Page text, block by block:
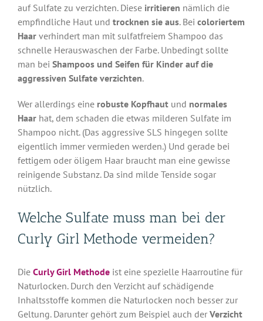
auf Sulfate zu verzichten. Diese irritieren nämlich die
empfindliche Haut und trocknen sie aus. Bei coloriertem
Haarverhindert man mit sulfatfreiem Shampoo das
schnelle Herauswaschen der Farbe. Unbedingt sollte
man bei Shampoos und Seifen für Kinder auf die
aggressiven Sulfate verzichten.
Wer allerdings eine robuste Kopfhautund normales
Haarhat, dem schaden die etwas milderen Sulfate im
Shampoo nicht. (Das aggressive SLS hingegen sollte
eigentlich immer vermieden werden.) Und gerade bei
fettigem oder öligem Haar braucht man eine gewisse
reinigende Substanz. Da sind milde Tenside sogar
nützlich.
Welche Sulfate muss man bei der
Curly Girl Methode vermeiden?
Die Curly Girl Methodeist eine spezielle Haarroutine für
Naturlocken. Durch den Verzicht auf schädigende
Inhaltsstoffe kommen die Naturlocken noch besser zur
Geltung. Darunter gehört zum Beispiel auch der Verzicht